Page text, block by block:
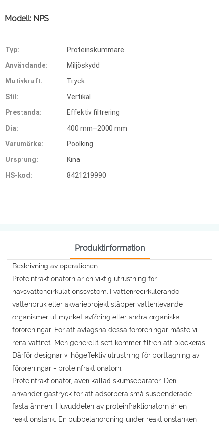
Modell: NPS
Typ:
Proteinskummare
Användande:
Miljöskydd
Motivkraft:
Tryck
Stil:
Vertikal
Prestanda:
Effektiv filtrering
Dia:
400 mm–2000 mm
Varumärke:
Poolking
Ursprung:
Kina
HS-kod:
8421219990
Produktinformation
Beskrivning av operationen:
Proteinfraktionatorn är en viktig utrustning för
havsvattencirkulationssystem. I vattenrecirkulerande
vattenbruk eller akvarieprojekt släpper vattenlevande
organismer ut mycket avföring eller andra organiska
föroreningar. För att avlägsna dessa föroreningar måste vi
rena vattnet. Men generellt sett kommer filtren att blockeras.
Därför designar vi högeffektiv utrustning för borttagning av
föroreningar - proteinfraktionatorn.
Proteinfraktionator, även kallad skumseparator. Den
använder gastryck för att adsorbera små suspenderade
fasta ämnen. Huvuddelen av proteinfraktionatorn är en
reaktionstank. En bubbelanordning under reaktionstanken